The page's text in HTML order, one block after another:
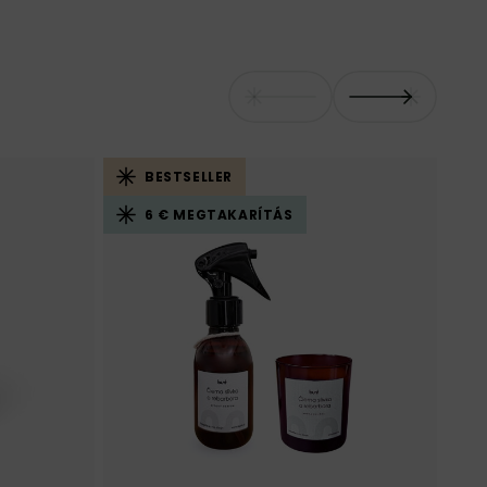
BESTSELLER
6 € MEGTAKARÍTÁS